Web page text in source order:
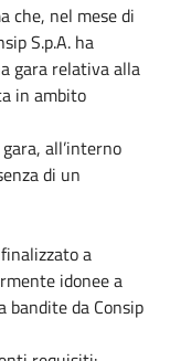
che, nel mese di
S.p.A. ha
gara relativa alla
in ambito
all’interno
di un
a
idonee a
bandite da Consip